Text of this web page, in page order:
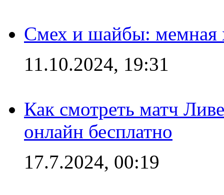
Смех и шайбы: мемная
11.10.2024, 19:31
Как смотреть матч
онлайн бесплатно
17.7.2024, 00:19